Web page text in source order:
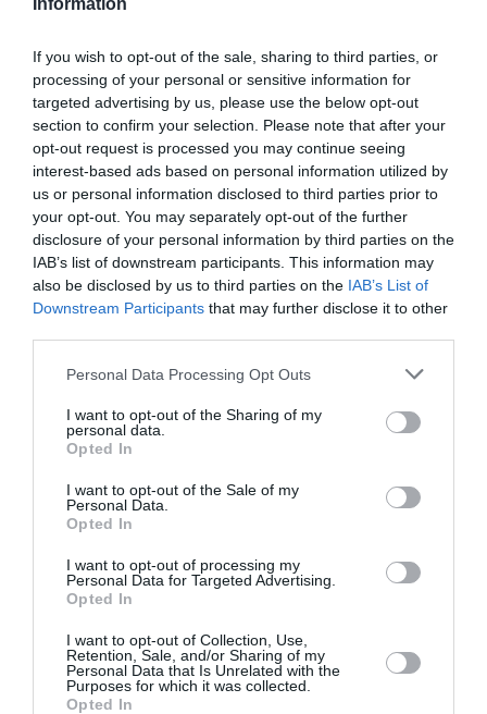
Information
If you wish to opt-out of the sale, sharing to third parties, or
processing of your personal or sensitive information for
targeted advertising by us, please use the below opt-out
section to confirm your selection. Please note that after your
opt-out request is processed you may continue seeing
interest-based ads based on personal information utilized by
us or personal information disclosed to third parties prior to
your opt-out. You may separately opt-out of the further
disclosure of your personal information by third parties on the
IAB’s list of downstream participants. This information may
also be disclosed by us to third parties on the IAB’s List of
Downstream Participants that may further disclose it to other
Personal Data Processing Opt Outs
I want to opt-out of the Sharing of my
personal data.
Opted In
I want to opt-out of the Sale of my
Personal Data.
Opted In
I want to opt-out of processing my
Personal Data for Targeted Advertising.
Opted In
I want to opt-out of Collection, Use,
Retention, Sale, and/or Sharing of my
Personal Data that Is Unrelated with the
Purposes for which it was collected.
Opted In
Tags
ΔΡΑΣΤΗΡΙΟΤΗΤΕΣ ΓΙΑ ΠΑΙΔΙΑ
ΕΛΛΗΝΙΚΟ ΕΡΓΟ
ΟΥΡΑΝΙΑ ΦΟΥΡΛΑΝΟΥ
ΠΑΙΔΙΚΕΣ ΠΑΡΑΣΤΑΣΕΙΣ 2024 – 2025
ΠΑΙΔΙΚΕΣ ΠΑΡΑΣΤΑΣΕΙΣ ΚΑΙ ΕΚΘΕΣΕΙΣ ΓΙΑ ΠΑΙΔΙΑ
ΠΑΜΠΛΟ ΠΙΚΑΣΟ
Newsletter
Κάθε βδομάδα στο e-mail σας τα τελευταία νέα για
Ακολουθήστε το Culturenow.gr
Σχετικά Άρθρα